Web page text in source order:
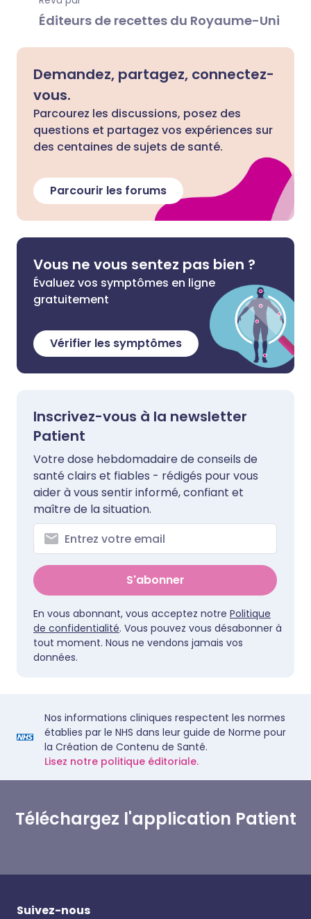
Éditeurs de recettes du Royaume-Uni
Demandez, partagez, connectez-
vous.
Parcourez les discussions, posez des
questions et partagez vos expériences sur
des centaines de sujets de santé.
Parcourir les forums
Vous ne vous sentez pas bien ?
Évaluez vos symptômes en ligne
gratuitement
Vérifier les symptômes
Inscrivez-vous à la newsletter
Patient
Votre dose hebdomadaire de conseils de
santé clairs et fiables - rédigés pour vous
aider à vous sentir informé, confiant et
maître de la situation.
S'abonner
En vous abonnant, vous acceptez notre Politique
de confidentialité. Vous pouvez vous désabonner à
tout moment. Nous ne vendons jamais vos
données.
Nos informations cliniques respectent les normes
établies par le NHS dans leur guide de Norme pour
la Création de Contenu de Santé.
Lisez notre politique éditoriale.
Téléchargez l'application Patient
Suivez-nous